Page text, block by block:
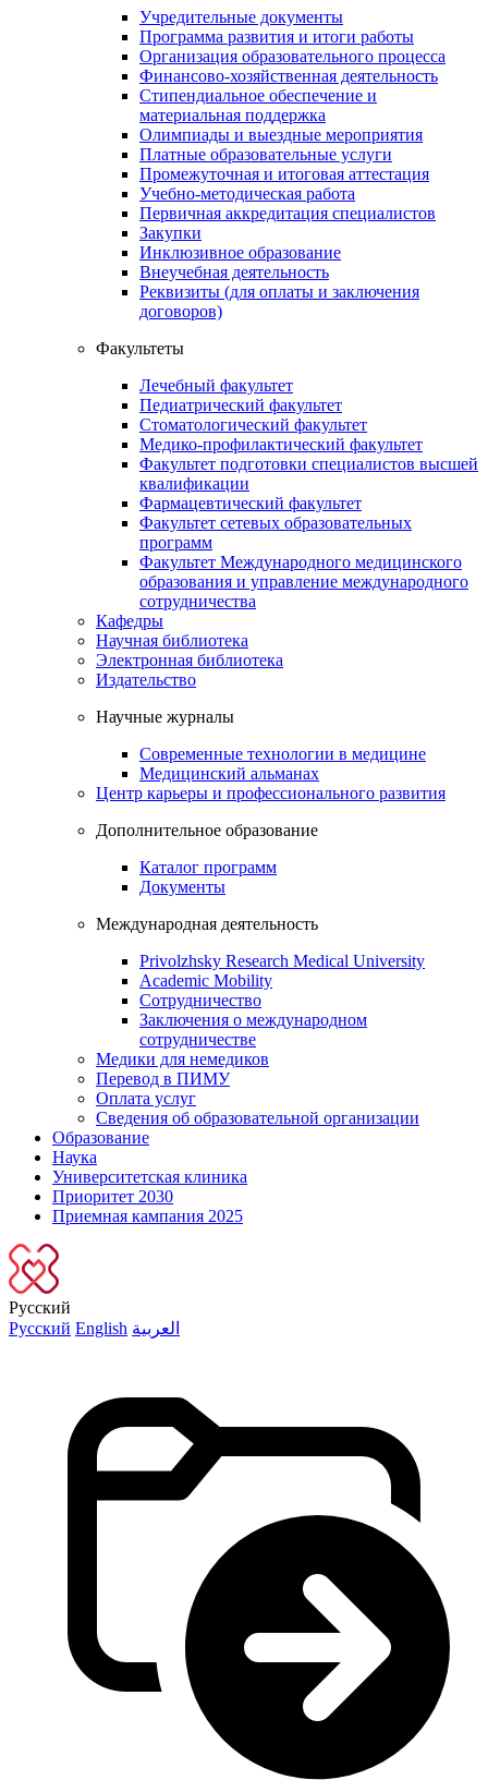
Учредительные документы
Программа развития и итоги работы
Организация образовательного процесса
Финансово-хозяйственная деятельность
Стипендиальное обеспечение и
материальная поддержка
Олимпиады и выездные мероприятия
Платные образовательные услуги
Промежуточная и итоговая аттестация
Учебно-методическая работа
Первичная аккредитация специалистов
Закупки
Инклюзивное образование
Внеучебная деятельность
Реквизиты (для оплаты и заключения
договоров)
Факультеты
Лечебный факультет
Педиатрический факультет
Стоматологический факультет
Медико-профилактический факультет
Факультет подготовки специалистов высшей
квалификации
Фармацевтический факультет
Факультет сетевых образовательных
программ
Факультет Международного медицинского
образования и управление международного
сотрудничества
Кафедры
Научная библиотека
Электронная библиотека
Издательство
Научные журналы
Современные технологии в медицине
Медицинский альманах
Центр карьеры и профессионального развития
Дополнительное образование
Каталог программ
Документы
Международная деятельность
Privolzhsky Research Medical University
Academic Mobility
Сотрудничество
Заключения о международном
сотрудничестве
Медики для немедиков
Перевод в ПИМУ
Оплата услуг
Сведения об образовательной организации
Образование
Наука
Университетская клиника
Приоритет 2030
Приемная кампания 2025
Русский
Русский English العربية